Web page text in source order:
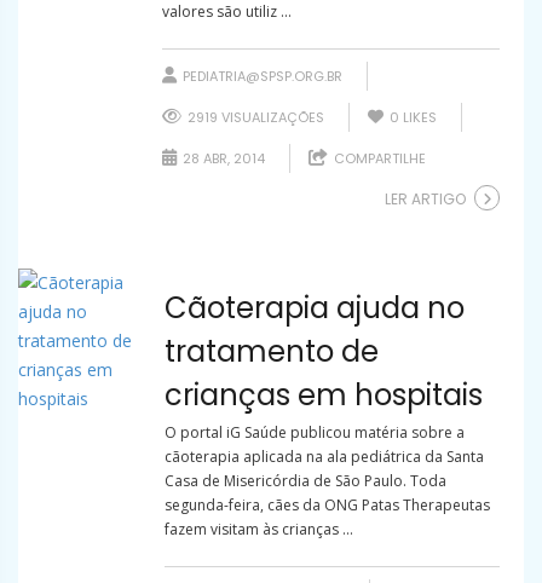
valores são utiliz ...
PEDIATRIA@SPSP.ORG.BR
2919 VISUALIZAÇÕES 0 LIKES
28 ABR, 2014 COMPARTILHE
LER ARTIGO
Cãoterapia ajuda no
tratamento de
crianças em hospitais
O portal iG Saúde publicou matéria sobre a
cãoterapia aplicada na ala pediátrica da Santa
Casa de Misericórdia de São Paulo. Toda
segunda-feira, cães da ONG Patas Therapeutas
fazem visitam às crianças ...